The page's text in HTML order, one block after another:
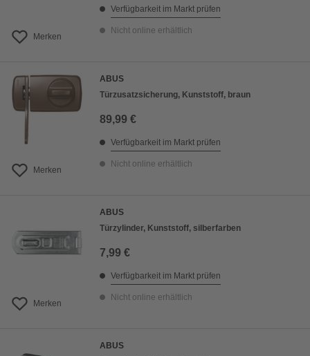
Merken
Verfügbarkeit im Markt prüfen
Nicht online erhältlich
Merken
ABUS
Türzusatzsicherung, Kunststoff, braun
89,99 €
Verfügbarkeit im Markt prüfen
Nicht online erhältlich
Merken
ABUS
Türzylinder, Kunststoff, silberfarben
7,99 €
Verfügbarkeit im Markt prüfen
Nicht online erhältlich
ABUS